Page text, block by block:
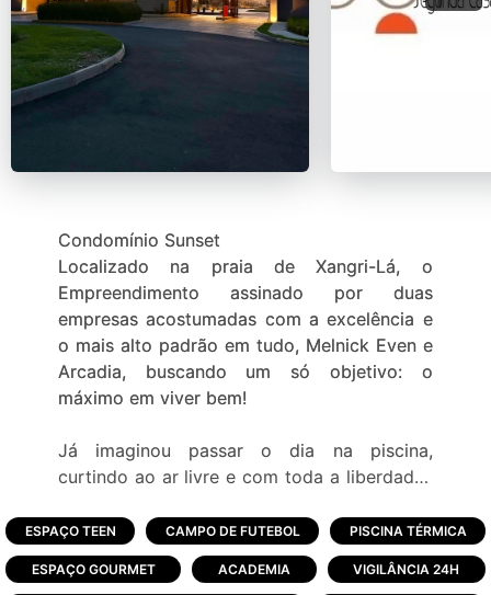
Condomínio Sunset
Localizado na praia de Xangri-Lá, o
Empreendimento assinado por duas
empresas acostumadas com a excelência e
o mais alto padrão em tudo, Melnick Even e
Arcadia, buscando um só objetivo: o
máximo em viver bem!
Já imaginou passar o dia na piscina,
curtindo ao ar livre e com toda a liberdade?
diversão? Ver os filhos brincando felizes,
aproveitando cada segundo de segurança?
ESPAÇO TEEN CAMPO DE FUTEBOL PISCINA TÉRMICA
ESPAÇO GOURMET ACADEMIA VIGILÂNCIA 24H